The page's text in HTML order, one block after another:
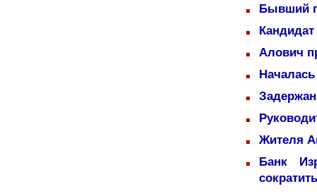
Бывший
Алович
Жителя
Банк